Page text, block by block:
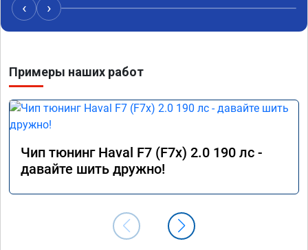
‹ ›
Примеры наших работ
Чип тюнинг Haval F7 (F7x) 2.0 190 лс -
давайте шить дружно!